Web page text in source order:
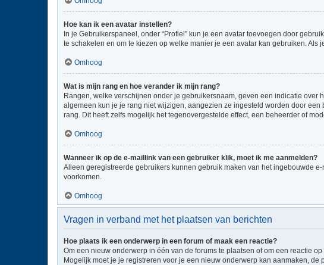
Hoe kan ik een avatar instellen?
In je Gebruikerspaneel, onder “Profiel” kun je een avatar toevoegen door
te schakelen en om te kiezen op welke manier je een avatar kan gebruiken.
Omhoog
Wat is mijn rang en hoe verander ik mijn rang?
Rangen, welke verschijnen onder je gebruikersnaam, geven een indicatie
algemeen kun je je rang niet wijzigen, aangezien ze ingesteld worden door
rang. Dit heeft zelfs mogelijk het tegenovergestelde effect, een beheerder of
Omhoog
Wanneer ik op de e-maillink van een gebruiker klik, moet ik me aanmelden?
Alleen geregistreerde gebruikers kunnen gebruik maken van het ingebouwde
voorkomen.
Omhoog
Vragen in verband met het plaatsen van berichten
Hoe plaats ik een onderwerp in een forum of maak een reactie?
Om een nieuw onderwerp in één van de forums te plaatsen of om een reactie
Mogelijk moet je je registreren voor je een nieuw onderwerp kan aanmaken,